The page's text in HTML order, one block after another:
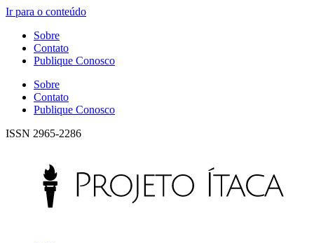
Ir para o conteúdo
Sobre
Contato
Publique Conosco
Sobre
Contato
Publique Conosco
ISSN 2965-2286